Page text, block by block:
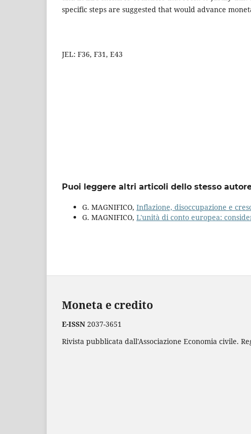
specific steps are suggested that would advance
JEL: F36, F31, E43
Puoi leggere altri articoli dello stesso
G. MAGNIFICO, Inflazione, disoccupazione e
G. MAGNIFICO, L'unità di conto europea:
Moneta e credito
E-ISSN 2037-3651
Rivista pubblicata dall'Associazione Economia civile.